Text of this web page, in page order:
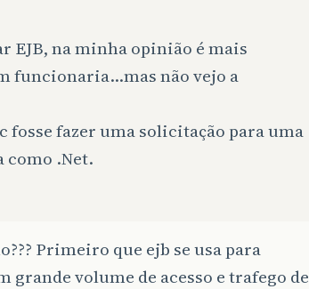
EJB, na minha opinião é mais
funcionaria…mas não vejo a
fosse fazer uma solicitação para uma
.Net.
Primeiro que ejb se usa para
volume de acesso e trafego de